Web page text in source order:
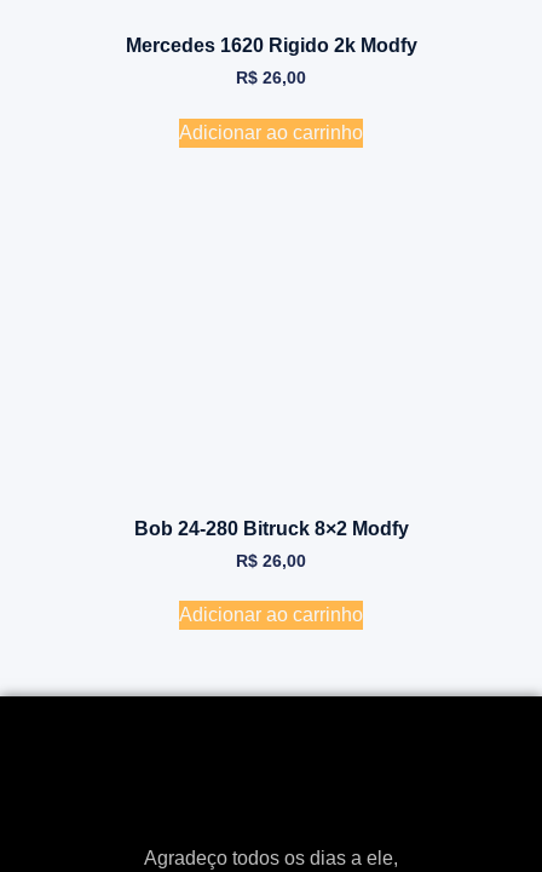
Mercedes 1620 Rigido 2k Modfy
R$ 26,00
Adicionar ao carrinho
Bob 24-280 Bitruck 8×2 Modfy
R$ 26,00
Adicionar ao carrinho
Agradeço todos os dias a ele,